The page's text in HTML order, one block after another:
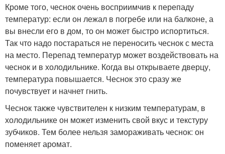
Кроме того, чеснок очень восприимчив к перепаду
температур: если он лежал в погребе или на балконе, а
вы внесли его в дом, то он может быстро испортиться.
Так что надо постараться не переносить чеснок с места
на место. Перепад температур может воздействовать на
чеснок и в холодильнике. Когда вы открываете дверцу,
температура повышается. Чеснок это сразу же
почувствует и начнет гнить.
Чеснок также чувствителен к низким температурам, в
холодильнике он может изменить свой вкус и текстуру
зубчиков. Тем более нельзя замораживать чеснок: он
поменяет аромат.